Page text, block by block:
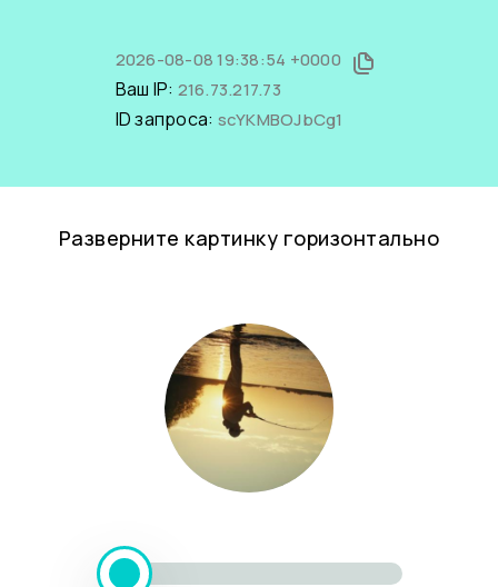
2026-08-08 19:38:54 +0000
Ваш IP: 216.73.217.73
ID запроса: scYKMBOJbCg1
Разверните картинку горизонтально